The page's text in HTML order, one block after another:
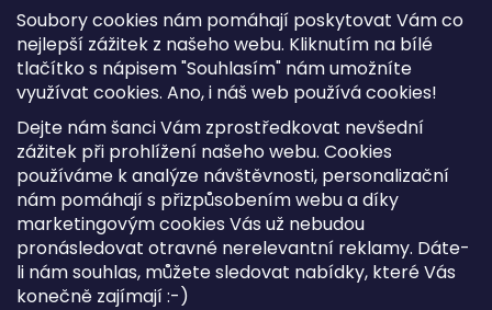
Soubory cookies nám pomáhají poskytovat Vám co
nejlepší zážitek z našeho webu. Kliknutím na bílé
tlačítko s nápisem "Souhlasím" nám umožníte
využívat cookies. Ano, i náš web používá cookies!
Dejte nám šanci Vám zprostředkovat nevšední
zážitek při prohlížení našeho webu. Cookies
používáme k analýze návštěvnosti, personalizační
nám pomáhají s přizpůsobením webu a díky
marketingovým cookies Vás už nebudou
pronásledovat otravné nerelevantní reklamy. Dáte-
li nám souhlas, můžete sledovat nabídky, které Vás
konečně zajímají :-)
Kontakt
Sitemap
Doprava a Platba
Reklamace Zboží
Obchodní podmínky